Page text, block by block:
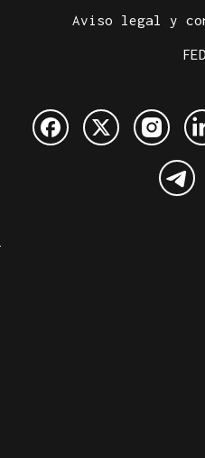
Aviso legal y